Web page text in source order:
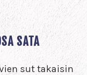
SATA
sut takaisin